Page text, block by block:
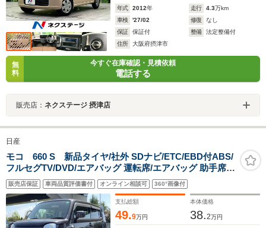
年式 2012年 走行 4.3万km
車検
'27/02 修復
なし
保証
保証付 整備
法定整備付
住所
大阪府摂津市
無
料
今すぐ在庫確認・見積依頼
電話する
販売店： ネクステージ 摂津店
日産
モコ 660 S 新品タイヤ/社外 SDナビ/ETC/EBD付ABS/
フルセグTV/DVD/エアバッグ 運転席/エアバッグ 助手席/
パワーウインドウ/キーレスエントリー/パワーステアリン
グ/盗難防止システム
販売店保証 車両品質評価書付 オンライン相談可 360°画像付
支払総額
49.9万円
本体価格
38.2万円